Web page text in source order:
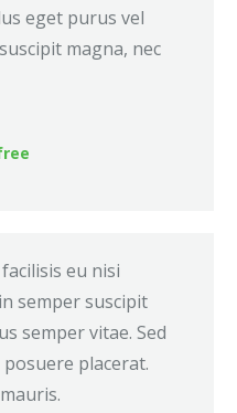
eget purus vel
magna, nec
eu nisi
semper suscipit
semper vitae. Sed
placerat.